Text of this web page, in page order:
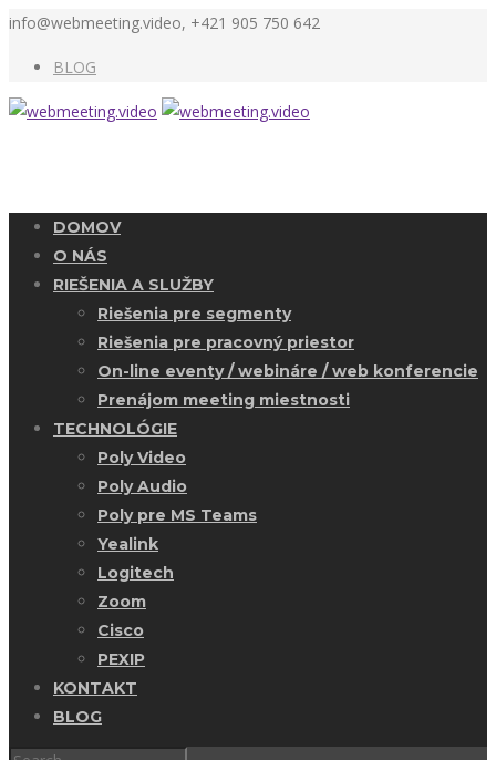
info@webmeeting.video, +421 905 750 642
BLOG
DOMOV
O NÁS
RIEŠENIA A SLUŽBY
Riešenia pre segmenty
Riešenia pre pracovný priestor
On-line eventy / webináre / web konferencie
Prenájom meeting miestnosti
TECHNOLÓGIE
Poly Video
Poly Audio
Poly pre MS Teams
Yealink
Logitech
Zoom
Cisco
PEXIP
KONTAKT
BLOG